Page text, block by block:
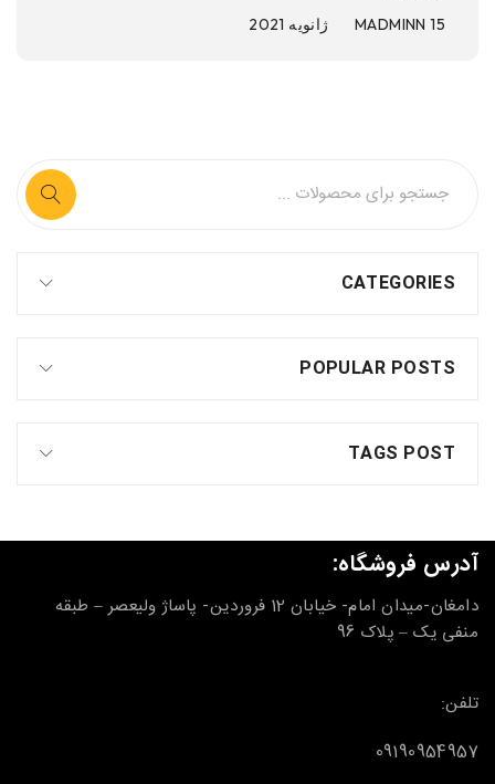
MADMINN 15 ژانویه 2021
CATEGORIES
POPULAR POSTS
TAGS POST
آدرس فروشگاه:
دامغان-میدان امام- خیابان 12 فروردین- پاساژ ولیعصر – طبقه
منفی یک – پلاک 96
تلفن:
09190954957